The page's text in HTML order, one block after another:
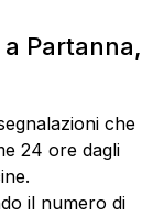
Partanna,
che
24 ore dagli
il numero di